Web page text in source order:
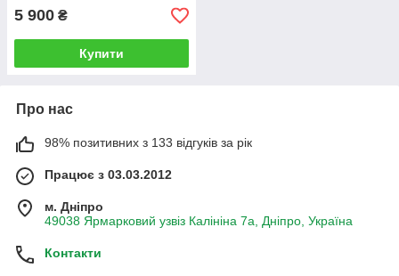
5 900 ₴
Купити
Про нас
98% позитивних з 133 відгуків за рік
Працює з 03.03.2012
м. Дніпро
49038 Ярмарковий узвіз Калініна 7а, Дніпро, Україна
Контакти